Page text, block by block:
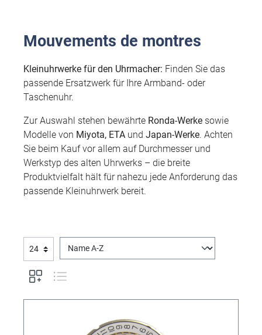
Mouvements de montres
Kleinuhrwerke für den Uhrmacher: Finden Sie das
passende Ersatzwerk für Ihre Armband- oder
Taschenuhr.
Zur Auswahl stehen bewährte Ronda-Werke sowie
Modelle von Miyota, ETA und Japan-Werke. Achten
Sie beim Kauf vor allem auf Durchmesser und
Werkstyp des alten Uhrwerks – die breite
Produktvielfalt hält für nahezu jede Anforderung das
passende Kleinuhrwerk bereit.